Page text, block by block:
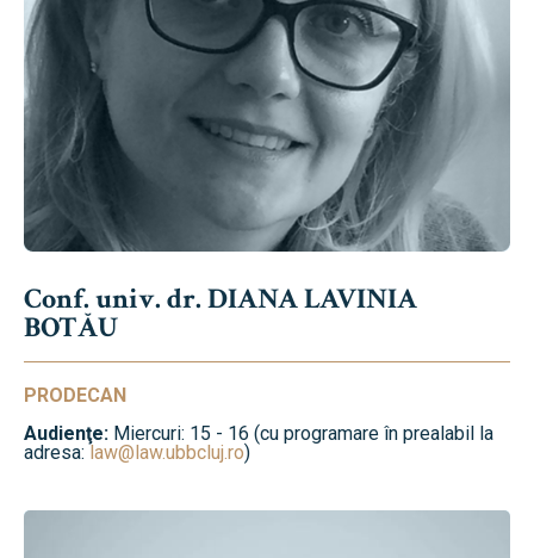
Conf. univ. dr. DIANA LAVINIA
BOTĂU
PRODECAN
Audienţe: Miercuri: 15 - 16 (cu programare în prealabil la
adresa: law@law.ubbcluj.ro)